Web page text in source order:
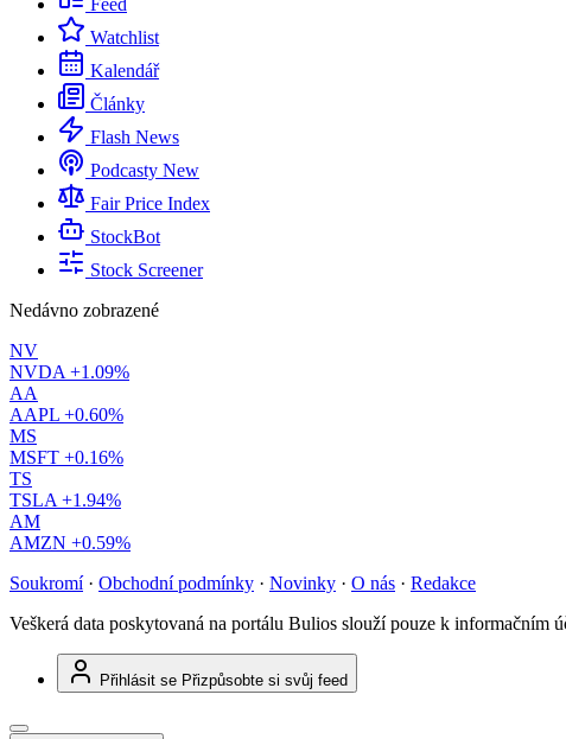
Feed
Watchlist
Kalendář
Články
Flash News
Podcasty New
Fair Price Index
StockBot
Stock Screener
Nedávno zobrazené
NV
NVDA +1.09%
AA
AAPL +0.60%
MS
MSFT +0.16%
TS
TSLA +1.94%
AM
AMZN +0.59%
Soukromí · Obchodní podmínky · Novinky · O nás · Redakce
Veškerá data poskytovaná na portálu Bulios slouží pouze k informačním
Přihlásit se Přizpůsobte si svůj feed